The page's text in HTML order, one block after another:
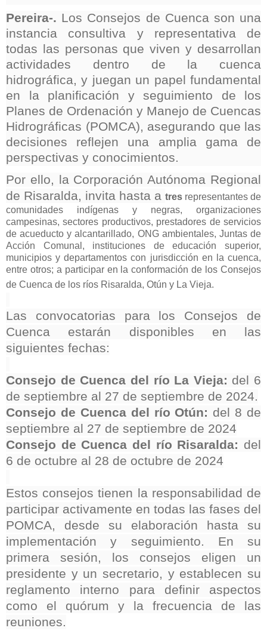
Pereira-. Los Consejos de Cuenca son una
instancia consultiva y representativa de
todas las personas que viven y desarrollan
actividades dentro de la cuenca
hidrográfica, y juegan un papel fundamental
en la planificación y seguimiento de los
Planes de Ordenación y Manejo de Cuencas
Hidrográficas (POMCA), asegurando que las
decisiones reflejen una amplia gama de
perspectivas y conocimientos.
Por ello, la Corporación Autónoma Regional
de Risaralda, invita hasta a tres representantes de
comunidades indígenas y negras, organizaciones
campesinas, sectores productivos, prestadores de servicios
de acueducto y alcantarillado, ONG ambientales, Juntas de
Acción Comunal, instituciones de educación superior,
municipios y departamentos con jurisdicción en la cuenca,
entre otros; a participar en la conformación de los Consejos
de Cuenca de los ríos Risaralda, Otún y La Vieja.
Las convocatorias para los Consejos de
Cuenca estarán disponibles en las
siguientes fechas:
Consejo de Cuenca del río La Vieja: del 6
de septiembre al 27 de septiembre de 2024.
Consejo de Cuenca del río Otún: del 8 de
septiembre al 27 de septiembre de 2024
Consejo de Cuenca del río Risaralda: del
6 de octubre al 28 de octubre de 2024
Estos consejos tienen la responsabilidad de
participar activamente en todas las fases del
POMCA, desde su elaboración hasta su
implementación y seguimiento. En su
primera sesión, los consejos eligen un
presidente y un secretario, y establecen su
reglamento interno para definir aspectos
como el quórum y la frecuencia de las
reuniones.